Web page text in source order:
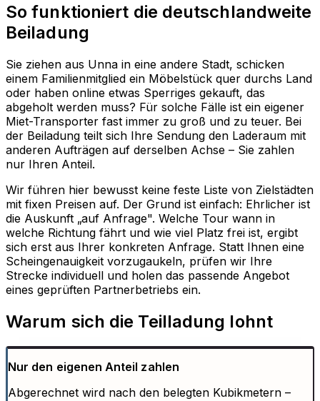
So funktioniert die deutschlandweite
Beiladung
Sie ziehen aus Unna in eine andere Stadt, schicken
einem Familienmitglied ein Möbelstück quer durchs Land
oder haben online etwas Sperriges gekauft, das
abgeholt werden muss? Für solche Fälle ist ein eigener
Miet-Transporter fast immer zu groß und zu teuer. Bei
der Beiladung teilt sich Ihre Sendung den Laderaum mit
anderen Aufträgen auf derselben Achse – Sie zahlen
nur Ihren Anteil.
Wir führen hier bewusst keine feste Liste von Zielstädten
mit fixen Preisen auf. Der Grund ist einfach: Ehrlicher ist
die Auskunft „auf Anfrage". Welche Tour wann in
welche Richtung fährt und wie viel Platz frei ist, ergibt
sich erst aus Ihrer konkreten Anfrage. Statt Ihnen eine
Scheingenauigkeit vorzugaukeln, prüfen wir Ihre
Strecke individuell und holen das passende Angebot
eines geprüften Partnerbetriebs ein.
Warum sich die Teilladung lohnt
Nur den eigenen Anteil zahlen
Abgerechnet wird nach den belegten Kubikmetern –